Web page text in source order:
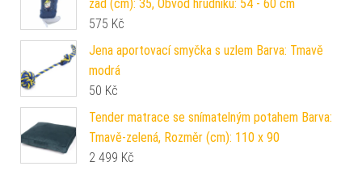
zad (cm): 35, Obvod hrudníku: 54 - 60 cm
575 Kč
Jena aportovací smyčka s uzlem Barva: Tmavě
modrá
50 Kč
Tender matrace se snímatelným potahem Barva:
Tmavě-zelená, Rozměr (cm): 110 x 90
2 499 Kč